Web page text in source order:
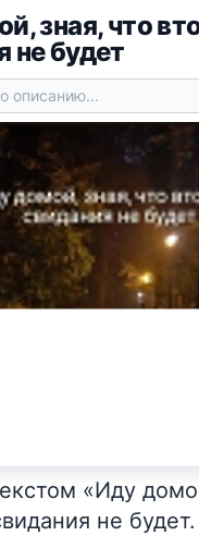
зная, что
не будет
«Иду
не